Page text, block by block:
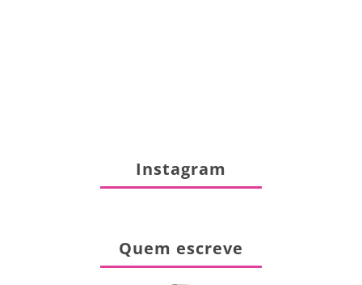
Instagram
Quem escreve